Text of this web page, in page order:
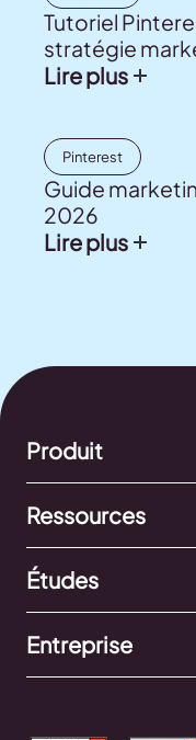
Tutoriel
stratégie
Lire plus
Pinterest
Guide
2026
Lire plus
Produit
Ressources
Études
Entreprise